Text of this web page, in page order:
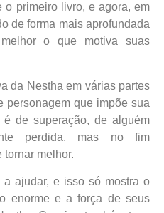
o primeiro livro, e agora, em
de forma mais aprofundada
o que motiva suas
da Nestha em várias partes
que impõe sua
de superação, de alguém
perdida, mas no fim
tornar melhor.
ajudar, e isso só mostra o
enorme e a força de seus